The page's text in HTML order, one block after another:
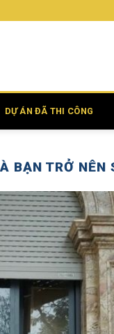
DỰ ÁN ĐÃ THI CÔNG
BẠN TRỞ NÊN